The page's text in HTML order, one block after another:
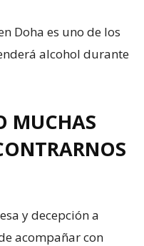
Doha es uno de los
alcohol durante
MUCHAS
y decepción a
acompañar con